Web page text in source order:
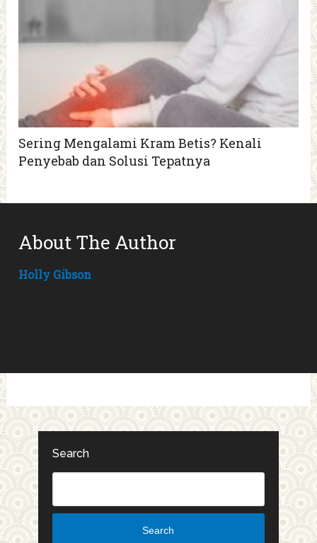
Sering Mengalami Kram Betis? Kenali
Penyebab dan Solusi Tepatnya
About The Author
Holly Gibson
Search
Search